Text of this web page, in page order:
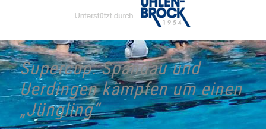
Supercup: Spandau und
Uerdingen kämpfen um einen
„Jüngling“